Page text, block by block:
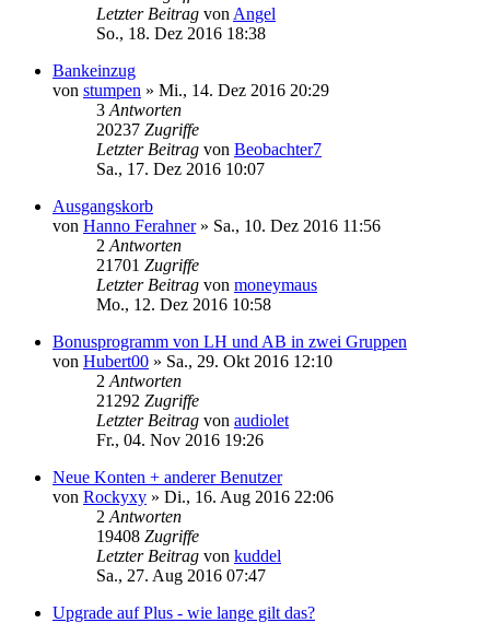
Letzter Beitrag von Angel
So., 18. Dez 2016 18:38
Bankeinzug
von stumpen » Mi., 14. Dez 2016 20:29
3 Antworten
20237 Zugriffe
Letzter Beitrag von Beobachter7
Sa., 17. Dez 2016 10:07
Ausgangskorb
von Hanno Ferahner» Sa., 10. Dez 2016 11:56
2 Antworten
21701 Zugriffe
Letzter Beitrag von moneymaus
Mo., 12. Dez 2016 10:58
Bonusprogramm von LH und AB in zwei Gruppen
von Hubert00 » Sa., 29. Okt 2016 12:10
2 Antworten
21292 Zugriffe
Letzter Beitrag von audiolet
Fr., 04. Nov 2016 19:26
Neue Konten + anderer Benutzer
von Rockyxy » Di., 16. Aug 2016 22:06
2 Antworten
19408 Zugriffe
Letzter Beitrag von kuddel
Sa., 27. Aug 2016 07:47
Upgrade auf Plus - wie lange gilt das?